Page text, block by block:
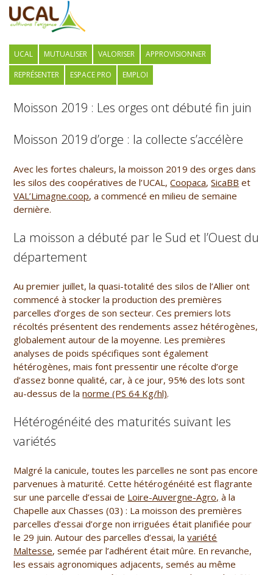
UCAL MUTUALISER VALORISER
APPROVISIONNER
REPRÉSENTER
ESPACE PRO EMPLOI
Moisson 2019 : Les orges ont débuté fin juin
Moisson 2019 d’orge : la collecte s’accélère
Avec les fortes chaleurs, la moisson 2019 des orges dans
les silos des coopératives de l’UCAL,Coopaca,SicaBB et
VAL’Limagne.coop, a commencé en milieu de semaine
dernière.
La moisson a débuté par le Sud et l’Ouest du
département
Au premier juillet, la quasi-totalité des silos de l’Allier ont
commencé à stocker la production des premières
parcelles d’orges de son secteur. Ces premiers lots
récoltés présentent des rendements assez hétérogènes,
globalement autour de la moyenne. Les premières
analyses de poids spécifiques sont également
hétérogènes, mais font pressentir une récolte d’orge
d’assez bonne qualité, car, à ce jour, 95% des lots sont
au-dessus de lanorme (PS 64 Kg/hl).
Hétérogénéité des maturités suivant les
variétés
Malgré la canicule, toutes les parcelles ne sont pas encore
parvenues à maturité. Cette hétérogénéité est flagrante
sur une parcelle d’essai de Loire-Auvergne-Agro, à la
Chapelle aux Chasses (03) : La moisson des premières
parcelles d’essai d’orge non irriguées était planifiée pour
le 29 juin. Autour des parcelles d’essai, lavariété
Maltesse, semée par l’adhérent était mûre. En revanche,
les essais agronomiques adjacents, semés au même